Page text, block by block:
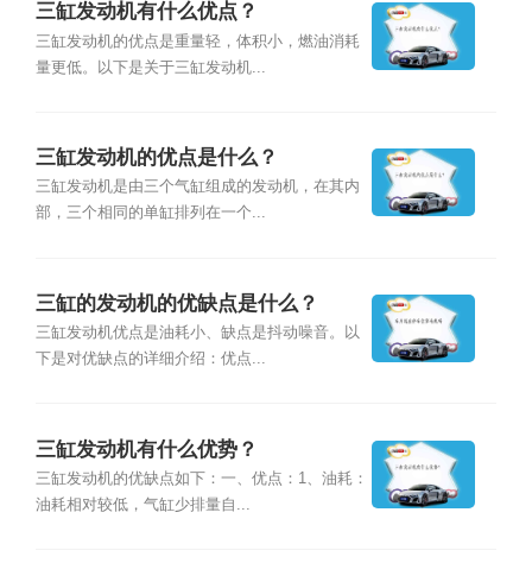
三缸发动机有什么优点？
三缸发动机的优点是重量轻，体积小，燃油消耗
量更低。以下是关于三缸发动机...
三缸发动机的优点是什么？
三缸发动机是由三个气缸组成的发动机，在其内
部，三个相同的单缸排列在一个...
三缸的发动机的优缺点是什么？
三缸发动机优点是油耗小、缺点是抖动噪音。以
下是对优缺点的详细介绍：优点...
三缸发动机有什么优势？
三缸发动机的优缺点如下：一、优点：1、油耗：
油耗相对较低，气缸少排量自...